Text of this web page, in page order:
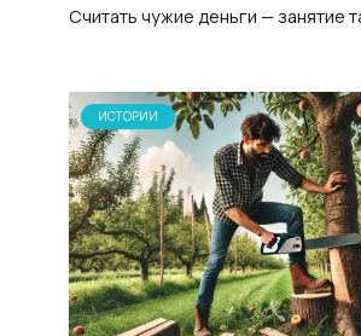
Считать чужие деньги — занятие
ИСТОРИИ